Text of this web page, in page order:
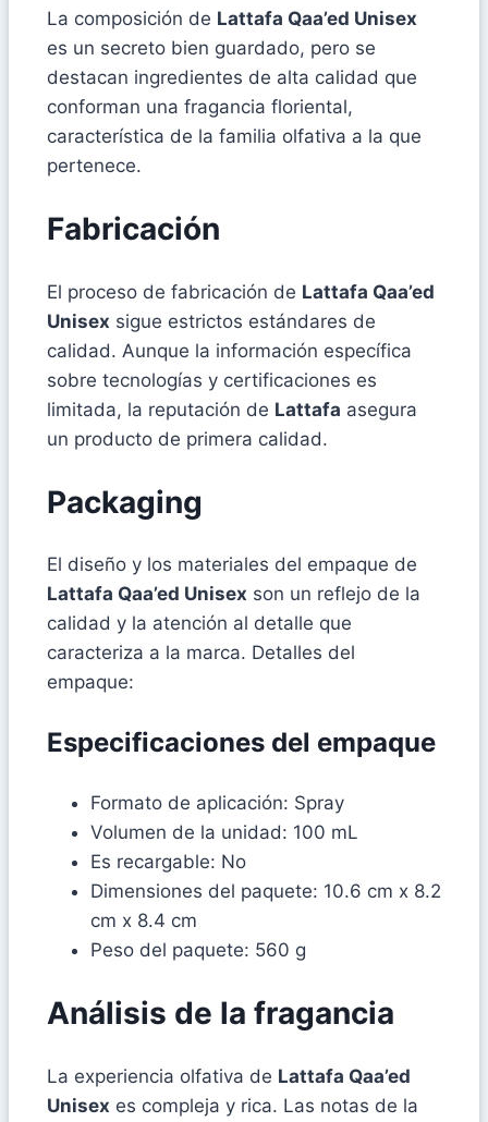
La composición de Lattafa Qaa’ed Unisex
es un secreto bien guardado, pero se
destacan ingredientes de alta calidad que
conforman una fragancia floriental,
característica de la familia olfativa a la que
pertenece.
Fabricación
El proceso de fabricación de Lattafa Qaa’ed
Unisex sigue estrictos estándares de
calidad. Aunque la información específica
sobre tecnologías y certificaciones es
limitada, la reputación de Lattafa asegura
un producto de primera calidad.
Packaging
El diseño y los materiales del empaque de
Lattafa Qaa’ed Unisex son un reflejo de la
calidad y la atención al detalle que
caracteriza a la marca. Detalles del
empaque:
Especificaciones del empaque
Formato de aplicación: Spray
Volumen de la unidad: 100 mL
Es recargable: No
Dimensiones del paquete: 10.6 cm x 8.2
cm x 8.4 cm
Peso del paquete: 560 g
Análisis de la fragancia
La experiencia olfativa de Lattafa Qaa’ed
Unisex es compleja y rica. Las notas de la